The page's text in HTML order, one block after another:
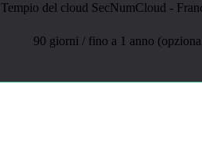
Tempio del cloud SecNumCloud -
90 giorni / fino a 1 anno